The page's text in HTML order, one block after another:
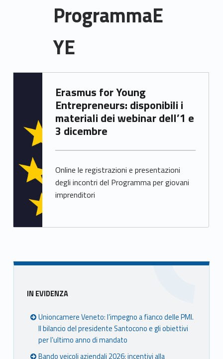
ProgrammaE
YE
r
m
E
Erasmus for Young
Entrepreneurs: disponibili i
materiali dei webinar dell’1 e
3 dicembre
Online le registrazioni e presentazioni
degli incontri del Programma per giovani
imprenditori
Sidebar
IN EVIDENZA
Unioncamere Veneto: l’impegno a fianco delle PMI.
Il bilancio del presidente Santocono e gli obiettivi
per l’ultimo anno di mandato
Bando veicoli aziendali 2026: incentivi alla